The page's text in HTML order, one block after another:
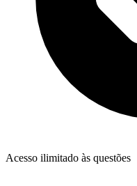
Acesso ilimitado às questões